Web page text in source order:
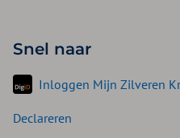
Snel naar
Inloggen Mijn Zilveren
Declareren